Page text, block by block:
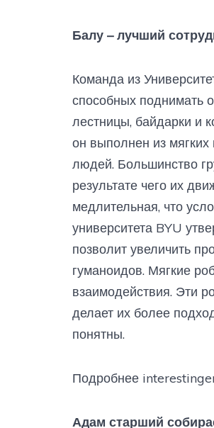
Балу – лучший
Команда из
способных поднимать
лестницы, байдарки и
он выполнен из мягких
людей. Большинство
результате чего их
медлительная, что
университета BYU
позволит увеличить
гуманоидов. Мягкие
взаимодействия. Эти
делает их более
понятны.
Подробнее
Адам старший